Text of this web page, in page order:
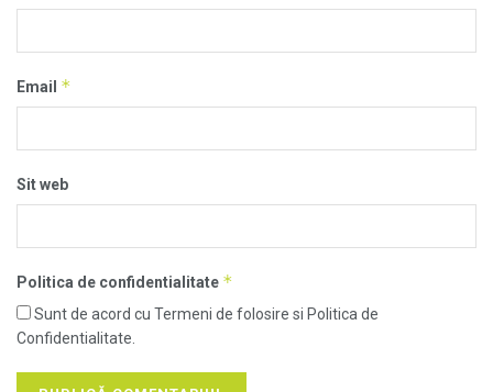
Email *
Sit web
Politica de confidentialitate *
Sunt de acord cu Termeni de folosire si Politica de
Confidentialitate.